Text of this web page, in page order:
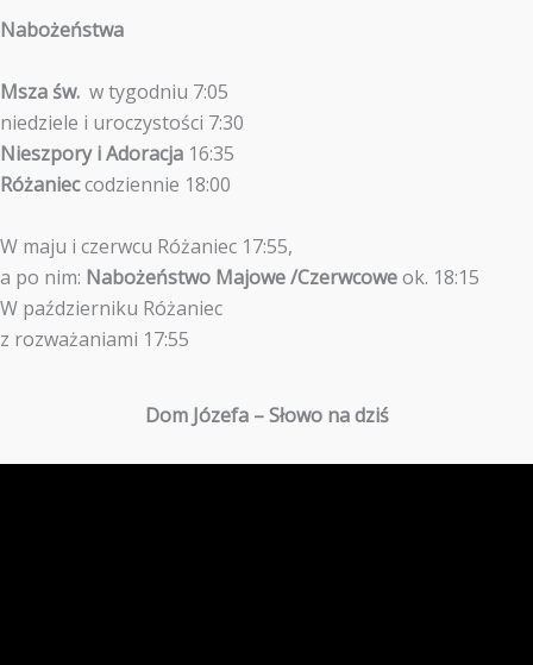
Nabożeństwa
Msza św. w tygodniu 7:05
niedziele i uroczystości 7:30
Nieszpory i Adoracja 16:35
Różanieccodziennie 18:00
W maju i czerwcu Różaniec 17:55,
a po nim: Nabożeństwo Majowe /Czerwcoweok. 18:15
W październiku Różaniec
z rozważaniami 17:55
Dom Józefa – Słowo na dziś